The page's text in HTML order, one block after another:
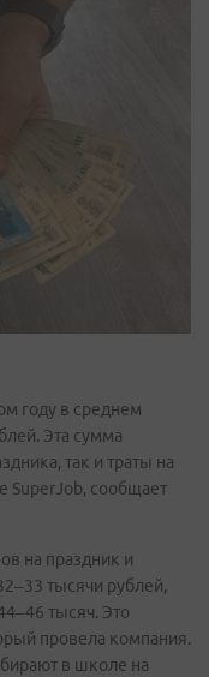
году в среднем
Эта сумма
так и траты на
SuperJob, сообщает
на праздник и
тысячи рублей,
тысяч. Это
провела компания.
в школе на